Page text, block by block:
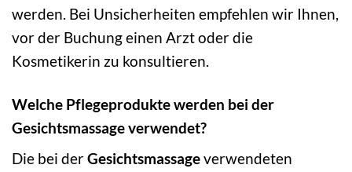
werden. Bei Unsicherheiten empfehlen wir Ihnen,
vor der Buchung einen Arzt oder die
Kosmetikerin zu konsultieren.
Welche Pflegeprodukte werden bei der
Gesichtsmassage verwendet?
Die bei derGesichtsmassageverwendeten